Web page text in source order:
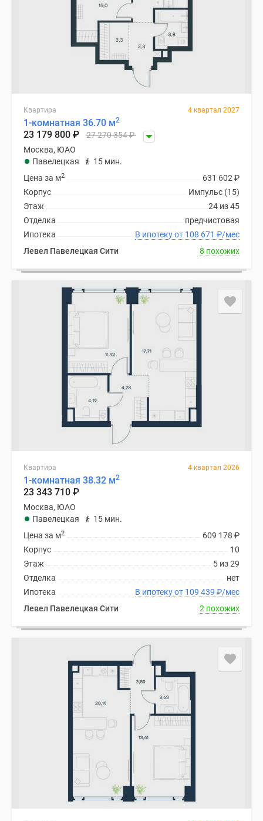
Квартира 4 квартал 2027
1-комнатная 36.70 м2
23 179 800 ₽ 27 270 354₽
Москва, ЮАО
Павелецкая
15 мин.
631 602 ₽
Цена за м2
Импульс (15)
Корпус
24 из 45
Этаж
предчистовая
Отделка
В ипотеку от 108 671 ₽/мес
Ипотека
Левел Павелецкая Сити
8 похожих
Квартира 4 квартал 2026
1-комнатная 38.32 м2
23 343 710 ₽
Москва, ЮАО
Павелецкая
15 мин.
609 178 ₽
Цена за м2
10
Корпус
5 из 29
Этаж
нет
Отделка
В ипотеку от 109 439 ₽/мес
Ипотека
Левел Павелецкая Сити
2 похожих